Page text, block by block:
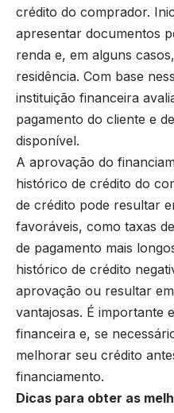
crédito do comprador.
apresentar documentos
renda e, em alguns
residência. Com base
instituição financeira
pagamento do cliente e
disponível.
A aprovação do
histórico de crédito do
de crédito pode resultar
favoráveis, como taxas
de pagamento mais
histórico de crédito
aprovação ou resultar
vantajosas. É importante
financeira e, se
melhorar seu crédito
financiamento.
Dicas para obter as